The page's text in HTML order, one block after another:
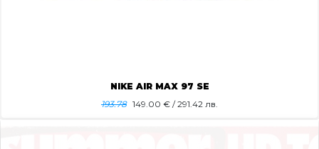
NIKE AIR MAX 97 SE
193.78 149.00 € / 291.42 лв.